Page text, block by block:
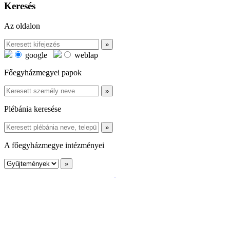
Keresés
Az oldalon
google
weblap
Főegyházmegyei papok
Plébánia keresése
A főegyházmegye intézményei